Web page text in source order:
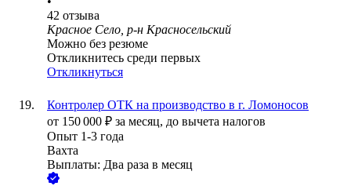
42 отзыва
Красное Село, р-н Красносельский
Можно без резюме
Откликнитесь среди первых
Откликнуться
Контролер ОТК на производство в г. Ломоносов
от 150 000 ₽ за месяц, до вычета налогов
Опыт 1-3 года
Вахта
Выплаты: Два раза в месяц